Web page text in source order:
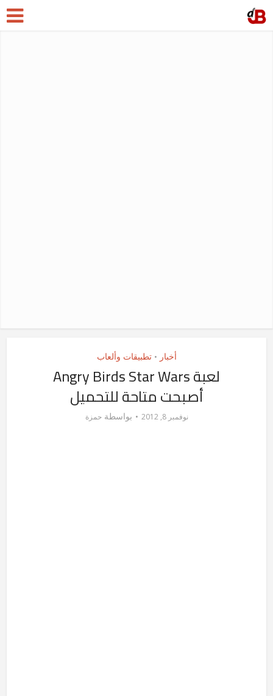
أخبار • تطبيقات وألعاب
لعبة Angry Birds Star Wars
أصبحت متاحة للتحميل
نوفمبر 8, 2012 بواسطةحمزة